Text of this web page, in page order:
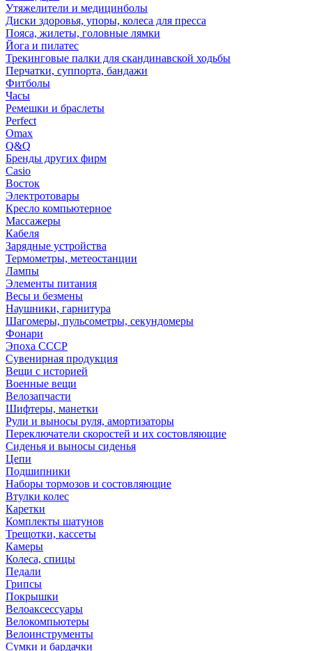
Утяжелители и медицинболы
Диски здоровья, упоры, колеса для пресса
Пояса, жилеты, головные лямки
Йога и пилатес
Трекинговые палки для скандинавской ходьбы
Перчатки, суппорта, бандажи
Фитболы
Часы
Ремешки и браслеты
Perfect
Omax
Q&Q
Бренды других фирм
Casio
Восток
Электротовары
Кресло компьютерное
Массажеры
Кабеля
Зарядные устройства
Термометры, метеостанции
Лампы
Элементы питания
Весы и безмены
Наушники, гарнитура
Шагомеры, пульсометры, секундомеры
Фонари
Эпоха СССР
Сувенирная продукция
Вещи с историей
Военные вещи
Велозапчасти
Шифтеры, манетки
Рули и выносы руля, амортизаторы
Переключатели скоростей и их состовляющие
Сиденья и выносы сиденья
Цепи
Подшипники
Наборы тормозов и состовляющие
Втулки колес
Каретки
Комплекты шатунов
Трещотки, кассеты
Камеры
Колеса, спицы
Педали
Грипсы
Покрышки
Велоаксессуары
Велокомпьютеры
Велоинструменты
Сумки и бардачки